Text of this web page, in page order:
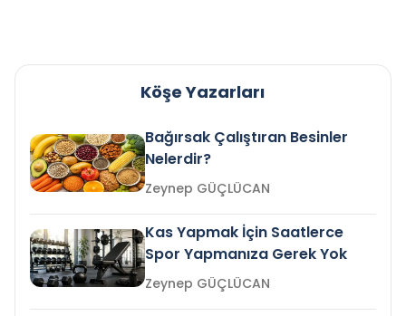
Köşe Yazarları
Bağırsak Çalıştıran Besinler
Nelerdir?
Zeynep GÜÇLÜCAN
Kas Yapmak İçin Saatlerce
Spor Yapmanıza Gerek Yok
Zeynep GÜÇLÜCAN